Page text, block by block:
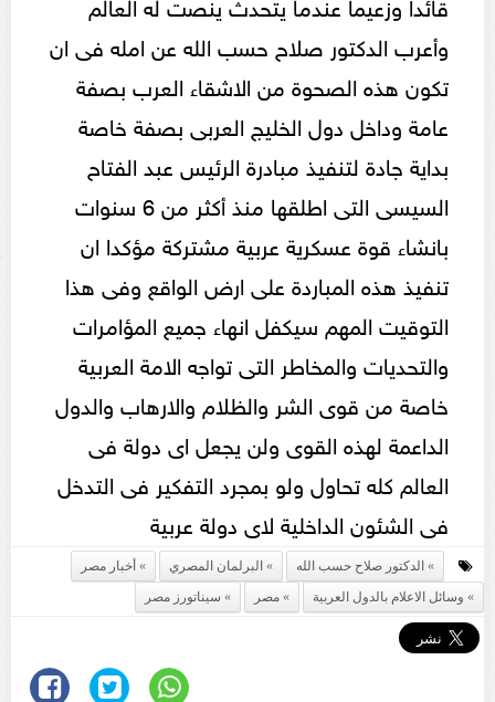
وأعرب الدكتور صلاح حسب الله عن امله فى ان
تكون هذه الصحوة من الاشقاء العرب بصفة
عامة وداخل دول الخليج العربى بصفة خاصة
بداية جادة لتنفيذ مبادرة الرئيس عبد الفتاح
السيسى التى اطلقها منذ أكثر من 6 سنوات
بانشاء قوة عسكرية عربية مشتركة مؤكدا ان
تنفيذ هذه المباردة على ارض الواقع وفى هذا
التوقيت المهم سيكفل انهاء جميع المؤامرات
والتحديات والمخاطر التى تواجه الامة العربية
خاصة من قوى الشر والظلام والارهاب والدول
الداعمة لهذه القوى ولن يجعل اى دولة فى
العالم كله تحاول ولو بمجرد التفكير فى التدخل
فى الشئون الداخلية لاى دولة عربية
الدكتور صلاح حسب الله البرلمان المصري
أخبار مصر
وسائل الاعلام بالدول العربية
مصر سيناتورز مصر